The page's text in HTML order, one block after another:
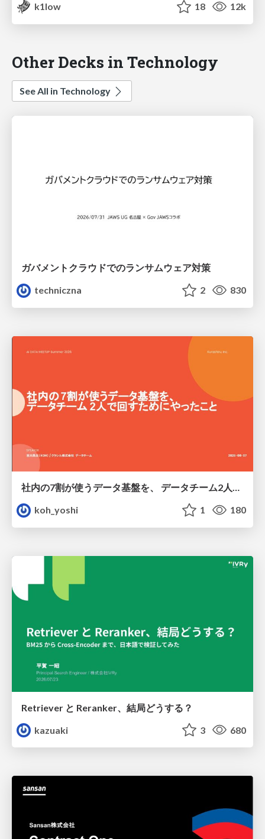
k1low
18 12k
Other Decks in Technology
See All in Technology
ガバメントクラウドでのランサムウェア対策
techniczna
2 830
社内の7割が使うデータ基盤を、 データチーム2人で回すためにやったこと
koh_yoshi
1 180
Retriever と Reranker、結局どうする？
kazuaki
3 680